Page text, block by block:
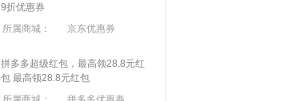
9折优惠券
所属商城：
京东优惠券
拼多多超级红包，最高领28.8元红
包 最高领28.8元红包